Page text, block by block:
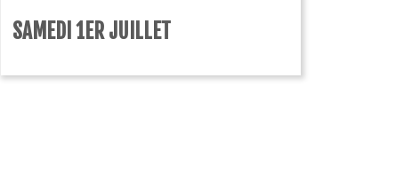
SAMEDI 1ER JUILLET